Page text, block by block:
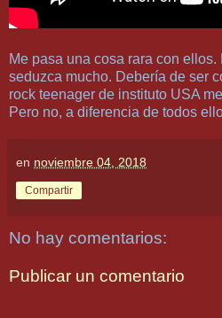
Me pasa una cosa rara con
seduzca mucho. Debería de ser
rock teenager de instituto USA
Pero no, a diferencia de todos
en noviembre 04, 2018
Compartir
No hay comentarios:
Publicar un comentario